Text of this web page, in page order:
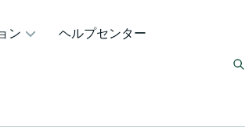
ン ヘルプセンター